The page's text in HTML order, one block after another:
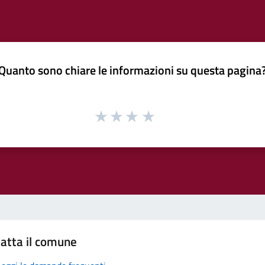
sono chiare le informazioni su questa
il comune